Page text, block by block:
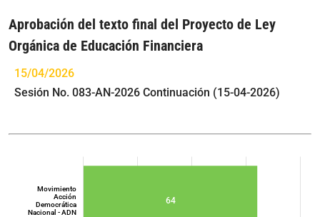
Aprobación del texto final del Proyecto de Ley
Orgánica de Educación Financiera
15/04/2026
Sesión No. 083-AN-2026 Continuación (15-04-2026)
64
Movimiento
Acción
Democrática
Nacional - ADN